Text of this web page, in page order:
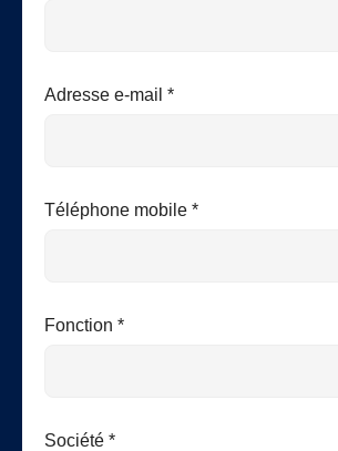
Adresse e-mail *
Téléphone mobile *
Fonction *
Société *